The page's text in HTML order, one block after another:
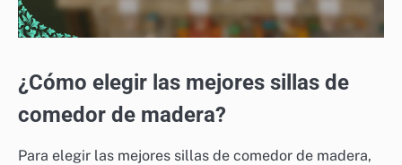
¿Cómo elegir las mejores sillas de
comedor de madera?
Para elegir las mejores sillas de comedor de madera,